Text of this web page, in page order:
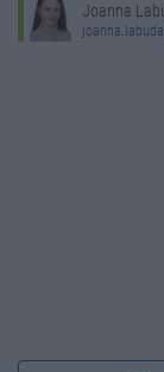
Joanna